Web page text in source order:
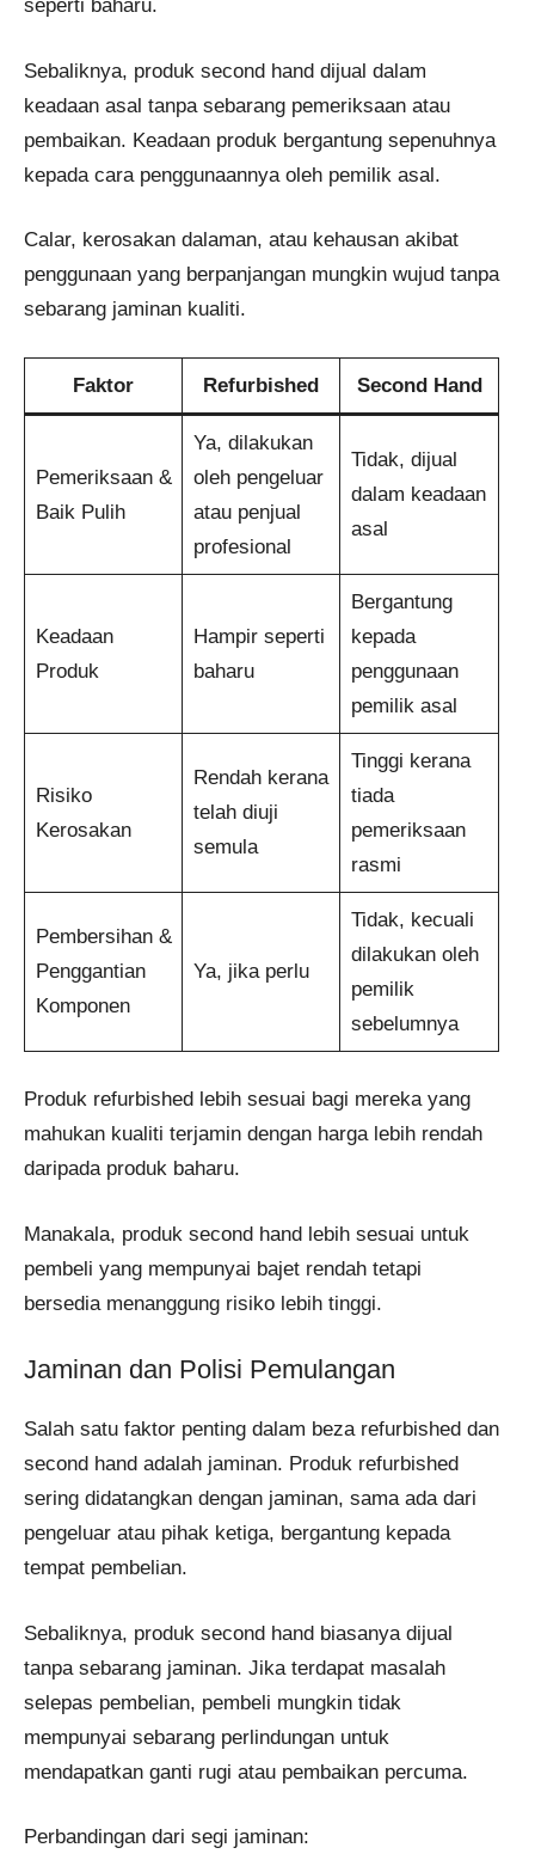
seperti baharu.
Sebaliknya, produk second hand dijual dalam
keadaan asal tanpa sebarang pemeriksaan atau
pembaikan. Keadaan produk bergantung sepenuhnya
kepada cara penggunaannya oleh pemilik asal.
Calar, kerosakan dalaman, atau kehausan akibat
penggunaan yang berpanjangan mungkin wujud tanpa
sebarang jaminan kualiti.
Faktor Refurbished Second Hand
Pemeriksaan &
Baik Pulih
Ya, dilakukan
oleh pengeluar
atau penjual
profesional
Tidak, dijual
dalam keadaan
asal
Keadaan
Produk
Hampir seperti
baharu
Bergantung
kepada
penggunaan
pemilik asal
Risiko
Kerosakan
Rendah kerana
telah diuji
semula
Tinggi kerana
tiada
pemeriksaan
rasmi
Pembersihan &
Penggantian
Komponen
Ya, jika perlu
Tidak, kecuali
dilakukan oleh
pemilik
sebelumnya
Produk refurbished lebih sesuai bagi mereka yang
mahukan kualiti terjamin dengan harga lebih rendah
daripada produk baharu.
Manakala, produk second hand lebih sesuai untuk
pembeli yang mempunyai bajet rendah tetapi
bersedia menanggung risiko lebih tinggi.
Jaminan dan Polisi Pemulangan
Salah satu faktor penting dalam beza refurbished dan
second hand adalah jaminan. Produk refurbished
sering didatangkan dengan jaminan, sama ada dari
pengeluar atau pihak ketiga, bergantung kepada
tempat pembelian.
Sebaliknya, produk second hand biasanya dijual
tanpa sebarang jaminan. Jika terdapat masalah
selepas pembelian, pembeli mungkin tidak
mempunyai sebarang perlindungan untuk
mendapatkan ganti rugi atau pembaikan percuma.
Perbandingan dari segi jaminan: